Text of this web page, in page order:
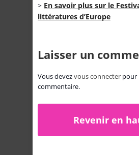
> En savoir plus sur le
littératures d’Europe
Laisser un
Vous devezvous connecter pour
commentaire.
Revenir en